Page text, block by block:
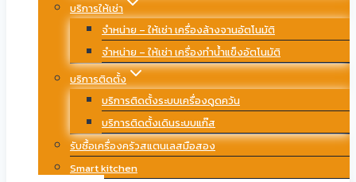
บริการให้เช่า
จำหน่าย – ให้เช่า เครื่องล้างจานอัตโนมัติ
จำหน่าย – ให้เช่า เครื่องทำน้ำแข็งอัตโนมัติ
บริการติดตั้ง
บริการติดตั้งระบบเครื่องดูดควัน
บริการติดตั้งเดินระบบแก๊ส
รับซื้อเครื่องครัวสแตนเลสมือสอง
Smart kitchen